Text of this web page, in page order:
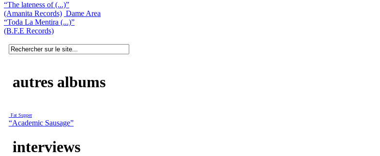
“The lateness of (...)”
(Amanita Records) Dame Area
“Toda La Mentira (...)”
(B.F.E Records)
autres albums
Fat Supper
“Academic Sausage”
interviews